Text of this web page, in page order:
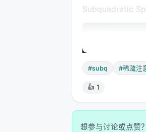
Subquadratic
SSA 声称的改进:
Query (N) →
↓
#subq #稀疏注
👍 1
想参与讨论或点赞